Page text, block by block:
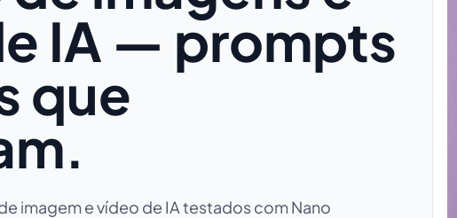
IA — prompts
que
imagem e vídeo de IA testados com Nano